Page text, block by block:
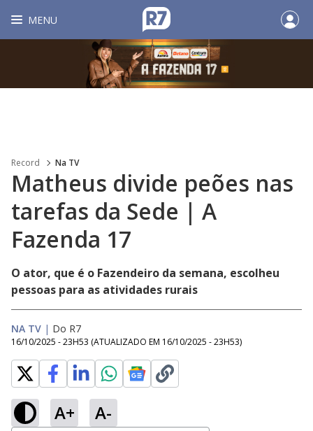
MENU
Record Na TV
Matheus divide peões nas
tarefas da Sede | A
Fazenda 17
O ator, que é o Fazendeiro da semana, escolheu
pessoas para as atividades rurais
NA TV | Do R7
16/10/2025 - 23H53 (ATUALIZADO EM 16/10/2025 - 23H53)
A+ A-
Loaded
14.54%